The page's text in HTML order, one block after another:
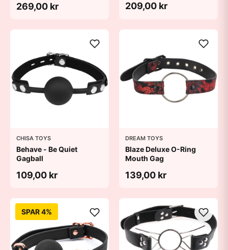
269,00 kr 209,00 kr
CHISA TOYS
Behave - Be Quiet
Gagball
109,00 kr
DREAM TOYS
Blaze Deluxe O-Ring
Mouth Gag
139,00 kr
SPAR 4%